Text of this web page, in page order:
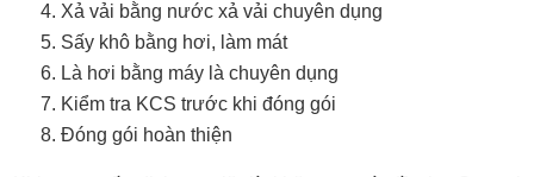
Xả vải bằng nước xả vải chuyên dụng
Sấy khô bằng hơi, làm mát
Là hơi bằng máy là chuyên dụng
Kiểm tra KCS trước khi đóng gói
Đóng gói hoàn thiện